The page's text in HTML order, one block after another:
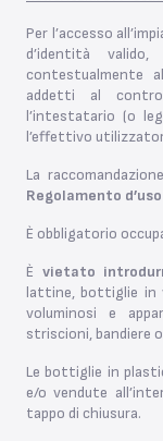
Per l’accesso
d’identità
contestualmente
addetti al
l’intestatario (o
l’effettivo
La
Regolamento
È obbligatorio
È vietato
lattine, bottiglie in
voluminosi e
striscioni, bandiere
Le bottiglie in
e/o vendute
tappo di chiusura.